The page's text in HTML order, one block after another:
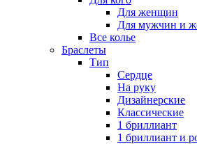
Для женщин
Для мужчин и
Все колье
Браслеты
Тип
Сердце
На руку
Дизайнерские
Классические
1 бриллиант
1 бриллиант и